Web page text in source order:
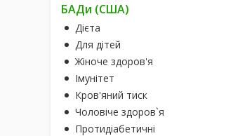
БАДи (США)
Дієта
Для дітей
Жіноче здоров'я
Імунітет
Кров'яний тиск
Чоловіче здоров`я
Протидіабетичні